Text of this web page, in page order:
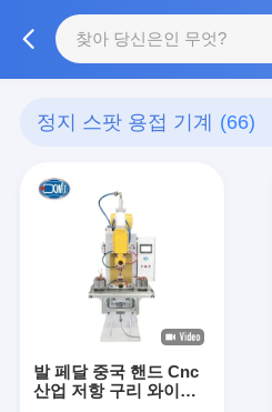
정지 스팟 용접 기계 (66)
발 페달 중국 핸드 Cnc
산업 저항 구리 와이어